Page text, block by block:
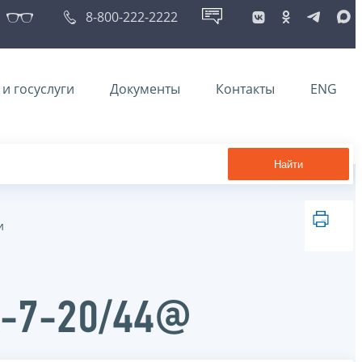
8-800-222-2222
госуслуги Документы Контакты ENG
Найти
7-20/44@